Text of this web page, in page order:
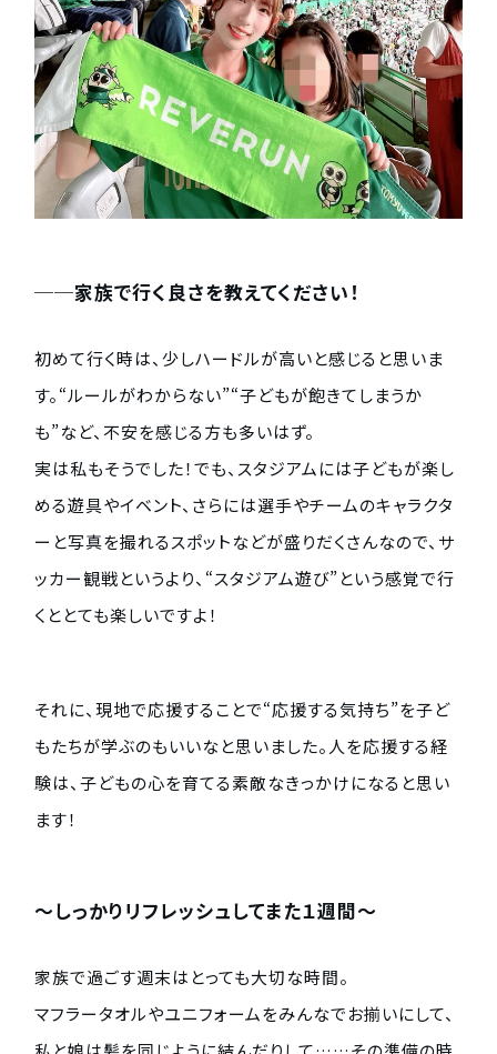
──家族で行く良さを教えてください！
初めて行く時は、少しハードルが高いと感じると思いま
す。“ルールがわからない”“子どもが飽きてしまうか
も”など、不安を感じる方も多いはず。
実は私もそうでした！でも、スタジアムには子どもが楽し
める遊具やイベント、さらには選手やチームのキャラクタ
ーと写真を撮れるスポットなどが盛りだくさんなので、サ
ッカー観戦というより、“スタジアム遊び”という感覚で行
くととても楽しいですよ！
それに、現地で応援することで“応援する気持ち”を子ど
もたちが学ぶのもいいなと思いました。人を応援する経
験は、子どもの心を育てる素敵なきっかけになると思い
ます！
〜しっかりリフレッシュしてまた１週間〜
家族で過ごす週末はとっても大切な時間。
マフラータオルやユニフォームをみんなでお揃いにして、